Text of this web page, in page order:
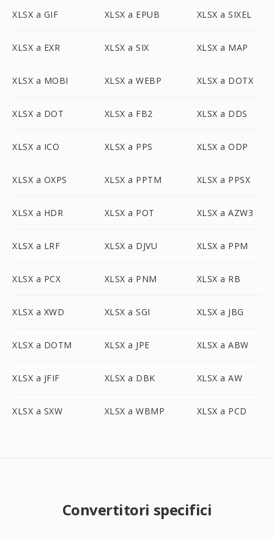
XLSX a GIF XLSX a EPUB XLSX a SIXEL
XLSX a EXR XLSX a SIX XLSX a MAP
XLSX a MOBI XLSX a WEBP XLSX a DOTX
XLSX a DOT XLSX a FB2 XLSX a DDS
XLSX a ICO XLSX a PPS XLSX a ODP
XLSX a OXPS XLSX a PPTM XLSX a PPSX
XLSX a HDR XLSX a POT XLSX a AZW3
XLSX a LRF XLSX a DJVU XLSX a PPM
XLSX a PCX XLSX a PNM XLSX a RB
XLSX a XWD XLSX a SGI XLSX a JBG
XLSX a DOTM XLSX a JPE XLSX a ABW
XLSX a JFIF XLSX a DBK XLSX a AW
XLSX a SXW XLSX a WBMP XLSX a PCD
Convertitori specifici